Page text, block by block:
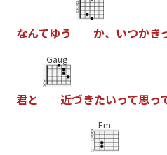
なんてゆう か、 いつかき
君と
Gaug
近づきたいって思っ
Em